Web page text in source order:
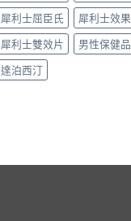
犀利士屈臣氏
犀利士效果
犀利士雙效片
男性保健品
達泊西汀